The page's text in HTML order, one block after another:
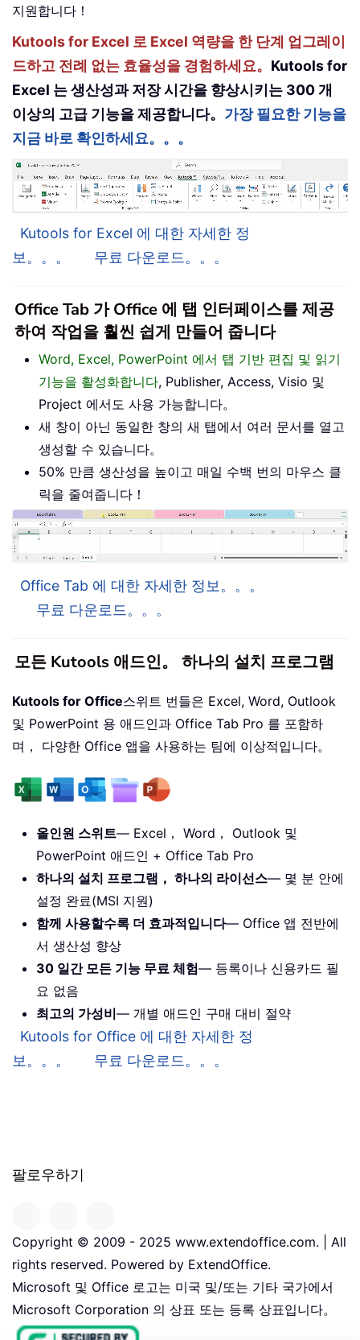
지원합니다！
Kutools for Excel 로 Excel 역량을 한 단계 업그레이
드하고 전례 없는 효율성을 경험하세요。 Kutools for
Excel 는 생산성과 저장 시간을 향상시키는 300 개
이상의 고급 기능을 제공합니다。 가장 필요한 기능을
지금 바로 확인하세요。。。
Kutools for Excel 에 대한 자세한 정
보。。。
무료 다운로드。。。
Office Tab 가 Office 에 탭 인터페이스를 제공
하여 작업을 훨씬 쉽게 만들어 줍니다
Word, Excel, PowerPoint 에서 탭 기반 편집 및 읽기
기능을 활성화합니다, Publisher, Access, Visio 및
Project 에서도 사용 가능합니다。
새 창이 아닌 동일한 창의 새 탭에서 여러 문서를 열고
생성할 수 있습니다。
50% 만큼 생산성을 높이고 매일 수백 번의 마우스 클
릭을 줄여줍니다！
Office Tab 에 대한 자세한 정보。。。
무료 다운로드。。。
모든 Kutools 애드인。 하나의 설치 프로그램
Kutools for Office스위트 번들은 Excel, Word, Outlook
및 PowerPoint 용 애드인과 Office Tab Pro 를 포함하
며， 다양한 Office 앱을 사용하는 팀에 이상적입니다。
올인원 스위트— Excel， Word， Outlook 및
PowerPoint 애드인 + Office Tab Pro
하나의 설치 프로그램， 하나의 라이선스— 몇 분 안에
설정 완료(MSI 지원)
함께 사용할수록 더 효과적입니다— Office 앱 전반에
서 생산성 향상
30 일간 모든 기능 무료 체험— 등록이나 신용카드 필
요 없음
최고의 가성비— 개별 애드인 구매 대비 절약
Kutools for Office 에 대한 자세한 정
보。。。
무료 다운로드。。。
팔로우하기
Copyright © 2009 - 2025 www.extendoffice.com. | All
rights reserved. Powered by ExtendOffice.
Microsoft 및 Office 로고는 미국 및/또는 기타 국가에서
Microsoft Corporation 의 상표 또는 등록 상표입니다。